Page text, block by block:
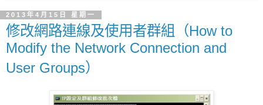
2013年4月15日 星期一
修改網路連線及使用者群組（How to
Modify the Network Connection and
User Groups）